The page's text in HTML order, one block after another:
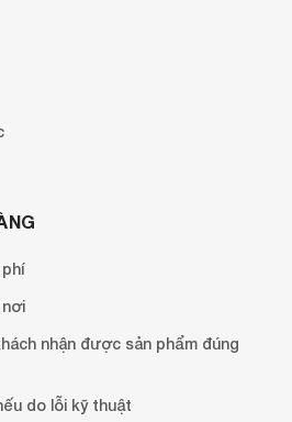
nơi
nhận được sản phẩm đúng
do lỗi kỹ thuật